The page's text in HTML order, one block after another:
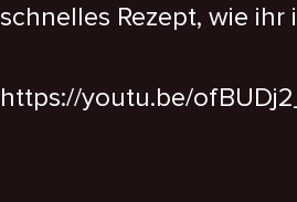
schnelles Rezept, wie
https://youtu.be/